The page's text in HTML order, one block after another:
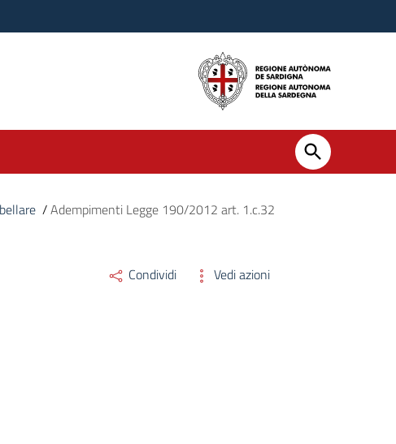
/Adempimenti Legge 190/2012 art. 1.c.32
Condividi Vedi azioni